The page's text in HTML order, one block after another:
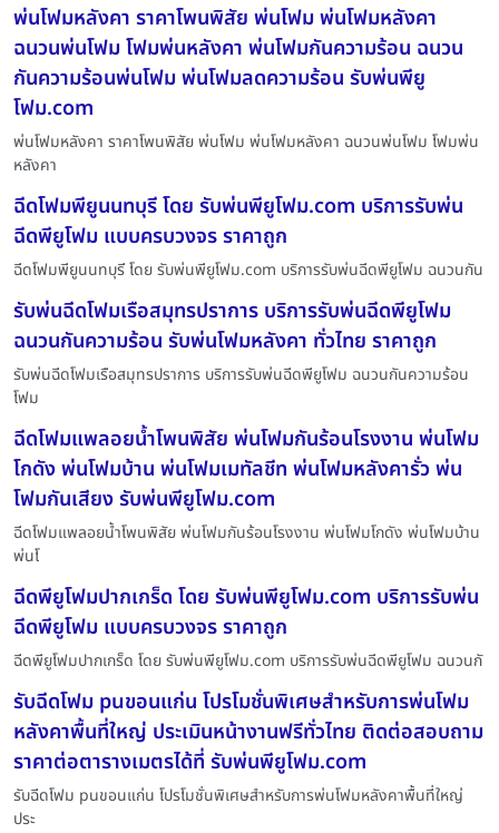
พ่นโฟมหลังคา ราคาโพนพิสัย พ่นโฟม พ่นโฟมหลังคา
ฉนวนพ่นโฟม โฟมพ่นหลังคา พ่นโฟมกันความร้อน ฉนวน
กันความร้อนพ่นโฟม พ่นโฟมลดความร้อน รับพ่นพียู
โฟม.com
พ่นโฟมหลังคา ราคาโพนพิสัย พ่นโฟม พ่นโฟมหลังคา ฉนวนพ่นโฟม โฟมพ่น
หลังคา
ฉีดโฟมพียูนนทบุรี โดย รับพ่นพียูโฟม.com บริการรับพ่น
ฉีดพียูโฟม แบบครบวงจร ราคาถูก
ฉีดโฟมพียูนนทบุรี โดย รับพ่นพียูโฟม.com บริการรับพ่นฉีดพียูโฟม ฉนวนกัน
รับพ่นฉีดโฟมเรือสมุทรปราการ บริการรับพ่นฉีดพียูโฟม
ฉนวนกันความร้อน รับพ่นโฟมหลังคา ทั่วไทย ราคาถูก
รับพ่นฉีดโฟมเรือสมุทรปราการ บริการรับพ่นฉีดพียูโฟม ฉนวนกันความร้อน
โฟม
ฉีดโฟมแพลอยน้ำโพนพิสัย พ่นโฟมกันร้อนโรงงาน พ่นโฟม
โกดัง พ่นโฟมบ้าน พ่นโฟมเมทัลชีท พ่นโฟมหลังคารั่ว พ่น
โฟมกันเสียง รับพ่นพียูโฟม.com
ฉีดโฟมแพลอยน้ำโพนพิสัย พ่นโฟมกันร้อนโรงงาน พ่นโฟมโกดัง พ่นโฟมบ้าน
พ่นโ
ฉีดพียูโฟมปากเกร็ด โดย รับพ่นพียูโฟม.com บริการรับพ่น
ฉีดพียูโฟม แบบครบวงจร ราคาถูก
ฉีดพียูโฟมปากเกร็ด โดย รับพ่นพียูโฟม.com บริการรับพ่นฉีดพียูโฟม ฉนวนกั
รับฉีดโฟม puขอนแก่น โปรโมชั่นพิเศษสำหรับการพ่นโฟม
หลังคาพื้นที่ใหญ่ ประเมินหน้างานฟรีทั่วไทย ติดต่อสอบถาม
ราคาต่อตารางเมตรได้ที่ รับพ่นพียูโฟม.com
รับฉีดโฟม puขอนแก่น โปรโมชั่นพิเศษสำหรับการพ่นโฟมหลังคาพื้นที่ใหญ่
ประ